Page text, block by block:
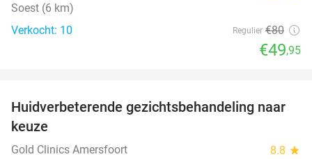
Soest (6 km)
Verkocht: 10
Regulier €80
€49,95
88%
Huidverbeterende gezichtsbehandeling naar
keuze
Gold Clinics Amersfoort 8.8 star